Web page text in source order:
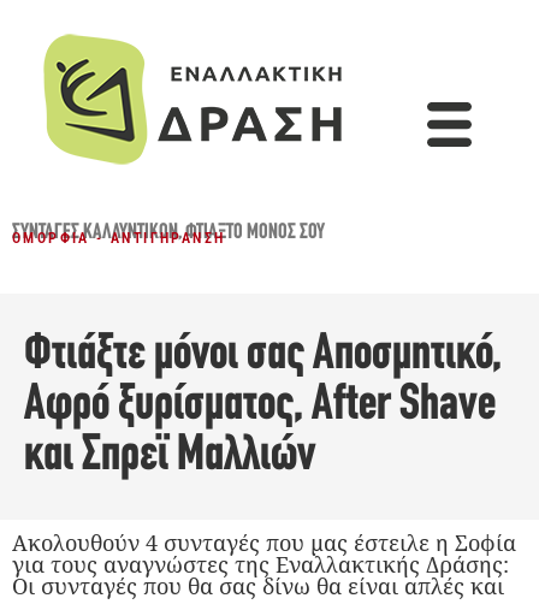
ΣΥΝΤΑΓΈΣ ΚΑΛΛΥΝΤΙΚΏΝ,ΦΤΙΆΞΤΟ ΜΌΝΟΣ ΣΟΥ
ΟΜΟΡΦΙΆ - ΑΝΤΙΓΉΡΑΝΣΗ
Φτιάξτε μόνοι σας Αποσμητικό,
Αφρό ξυρίσματος, After Shave
και Σπρεϊ Μαλλιών
Ακολουθούν 4 συνταγές που μας έστειλε η Σοφία
για τους αναγνώστες της Εναλλακτικής Δράσης:
Οι συνταγές που θα σας δίνω θα είναι απλές και